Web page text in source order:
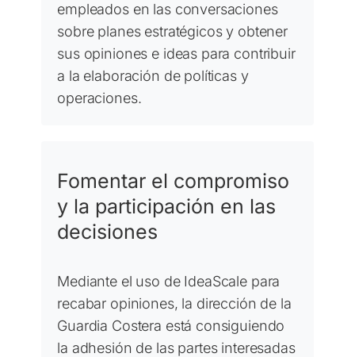
empleados en las conversaciones
sobre planes estratégicos y obtener
sus opiniones e ideas para contribuir
a la elaboración de políticas y
operaciones.
Fomentar el compromiso
y la participación en las
decisiones
Mediante el uso de IdeaScale para
recabar opiniones, la dirección de la
Guardia Costera está consiguiendo
la adhesión de las partes interesadas